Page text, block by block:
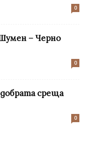
0
– Черно
0
среща
0